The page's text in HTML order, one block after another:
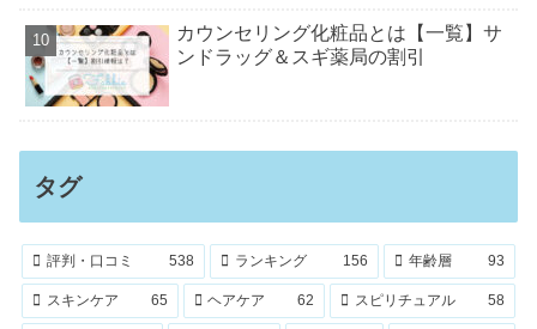
カウンセリング化粧品とは【一覧】サ
ンドラッグ＆スギ薬局の割引
タグ
評判・口コミ 538 ランキング 156 年齢層 93
スキンケア 65 ヘアケア 62 スピリチュアル 58